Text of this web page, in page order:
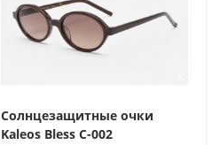
Солнцезащитные очки
Kaleos Bless C-002